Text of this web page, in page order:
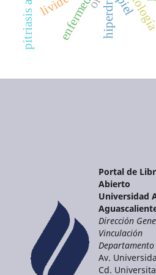
piel
pitriasis alba
Portal de
Abierto
Universidad
Dirección
Vinculación
Av.
Cd.